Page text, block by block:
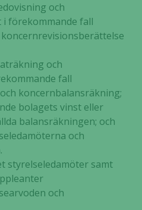
och
förekommande fall
och
fall
koncernbalansräkning;
bolagets vinst eller
balansräkningen; och
och
styrelseledamöter samt
och
baserat på
hur hemsidan
används.
Upplevelse
För att vår
hemsida ska
prestera så
bra som
under ditt
besök. Om
du nekar de
här kakorna